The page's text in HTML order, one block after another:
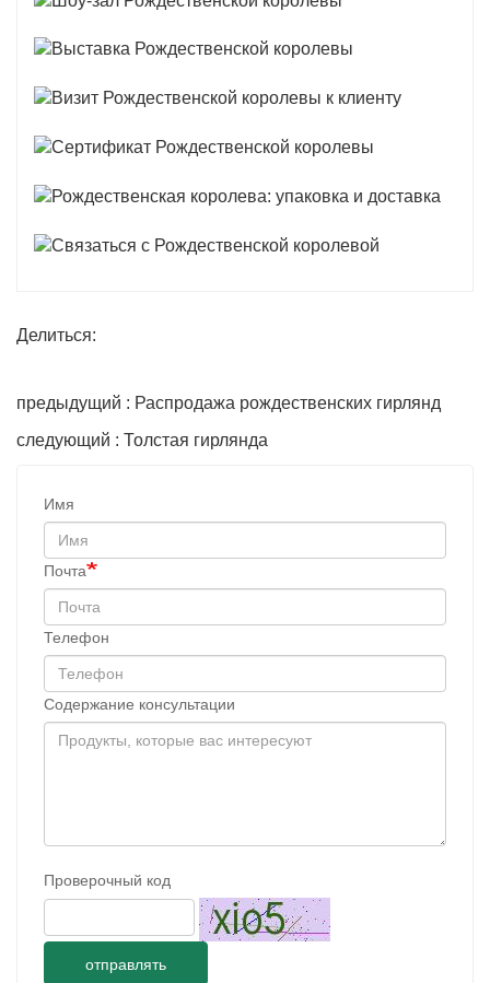
Делиться:
предыдущий : Распродажа рождественских гирлянд
следующий : Толстая гирлянда
Имя
Почта
Телефон
Содержание консультации
Проверочный код
отправлять